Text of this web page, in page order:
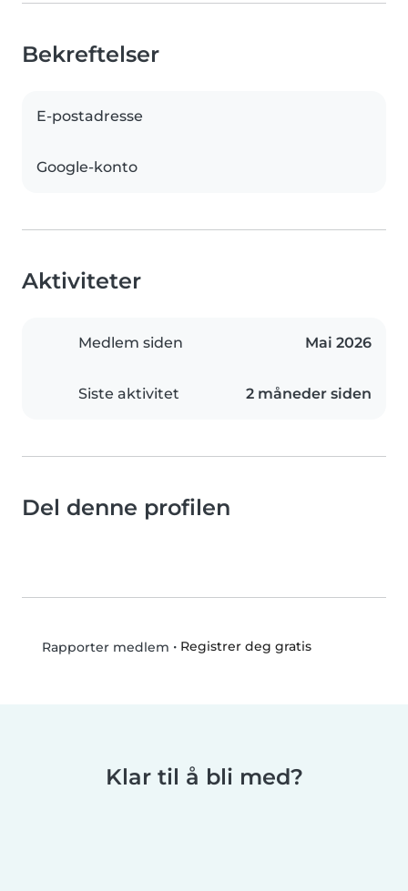
Bekreftelser
E-postadresse
Google-konto
Aktiviteter
Medlem siden Mai 2026
Siste aktivitet 2 måneder siden
Del denne profilen
Rapporter medlem • Registrer deg gratis
Klar til å bli med?